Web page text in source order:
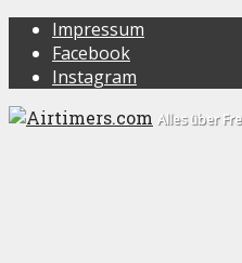
Impressum
Facebook
Instagram
Alles über